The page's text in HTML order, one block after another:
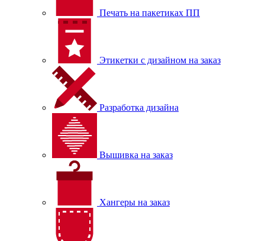
Печать на пакетиках ПП
Этикетки с дизайном на заказ
Разработка дизайна
Вышивка на заказ
Хангеры на заказ